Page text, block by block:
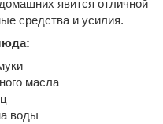
явится отличной
средства и усилия.
масла
воды